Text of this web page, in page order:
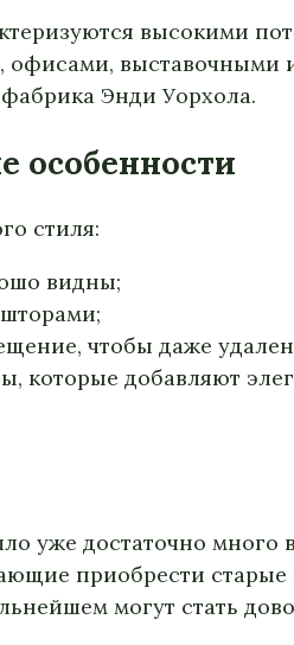
высокими
офисами,
Энди Уорхола.
особенности
стиля:
видны;
чтобы даже
которые добавляют
уже достаточно много
приобрести
могут стать